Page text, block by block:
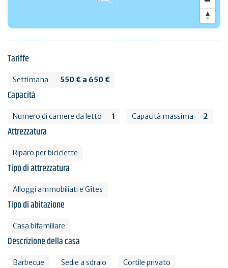
Tariffe
Settimana 550 € a 650 €
Capacità
Numero di camere da letto 1 Capacità massima 2
Attrezzatura
Riparo per biciclette
Tipo di attrezzatura
Alloggi ammobiliati e Gîtes
Tipo di abitazione
Casa bifamiliare
Descrizione della casa
Barbecue Sedie a sdraio Cortile privato